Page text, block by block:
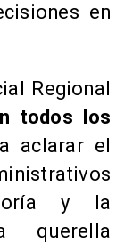
en
Regional
todos los
aclarar el
y la
querella